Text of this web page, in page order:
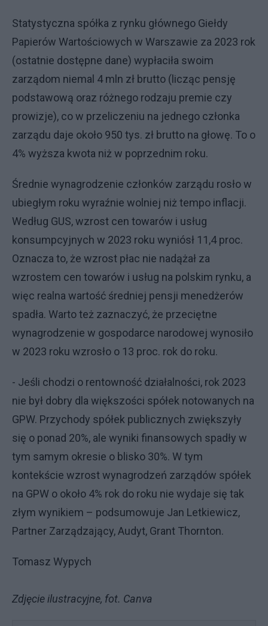
Statystyczna spółka z rynku głównego Giełdy
Papierów Wartościowych w Warszawie za 2023 rok
(ostatnie dostępne dane) wypłaciła swoim
zarządom niemal 4 mln zł brutto (licząc pensję
podstawową oraz różnego rodzaju premie czy
prowizje), co w przeliczeniu na jednego członka
zarządu daje około 950 tys. zł brutto na głowę. To o
4% wyższa kwota niż w poprzednim roku.
Średnie wynagrodzenie członków zarządu rosło w
ubiegłym roku wyraźnie wolniej niż tempo inflacji.
Według GUS, wzrost cen towarów i usług
konsumpcyjnych w 2023 roku wyniósł 11,4 proc.
Oznacza to, że wzrost płac nie nadążał za
wzrostem cen towarów i usług na polskim rynku, a
więc realna wartość średniej pensji menedżerów
spadła. Warto też zaznaczyć, że przeciętne
wynagrodzenie w gospodarce narodowej wynosiło
w 2023 roku wzrosło o 13 proc. rok do roku.
- Jeśli chodzi o rentowność działalności, rok 2023
nie był dobry dla większości spółek notowanych na
GPW. Przychody spółek publicznych zwiększyły
się o ponad 20%, ale wyniki finansowych spadły w
tym samym okresie o blisko 30%. W tym
kontekście wzrost wynagrodzeń zarządów spółek
na GPW o około 4% rok do roku nie wydaje się tak
złym wynikiem – podsumowuje Jan Letkiewicz,
Partner Zarządzający, Audyt, Grant Thornton.
Tomasz Wypych
Zdjęcie ilustracyjne, fot. Canva